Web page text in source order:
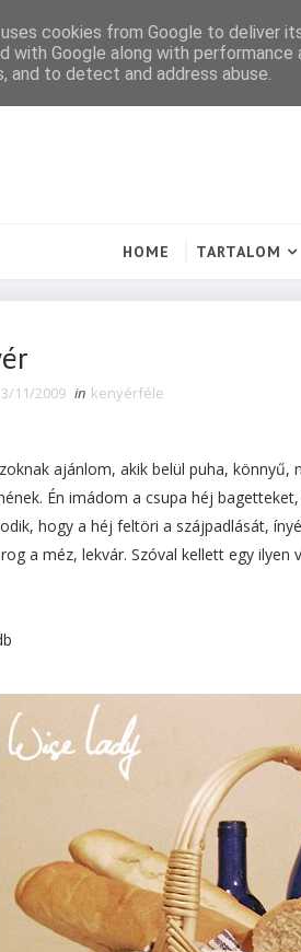
HOME TARTALOM
3/11/2009 in kenyérféle
ajánlom, akik belül puha,
Én imádom a csupa héj
hogy a héj feltöri a szájpadlását,
a méz, lekvár. Szóval kellett egy
cookies from Google to deliver
with Google along with
and to detect and address abuse.